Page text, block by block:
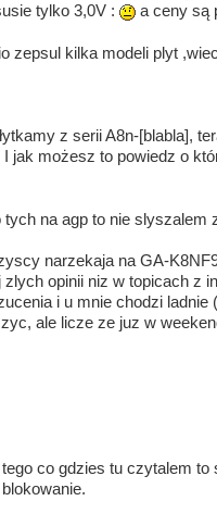
tylko 3,0V : a ceny są
zepsul kilka modeli plyt
z serii A8n-[blabla],
jak możesz to powiedz o
na agp to nie slyszalem
narzekaja na GA-
opinii niz w topicach z
i u mnie chodzi
ale licze ze juz w
co gdzies tu czytalem